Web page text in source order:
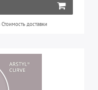
Стоимость доставки